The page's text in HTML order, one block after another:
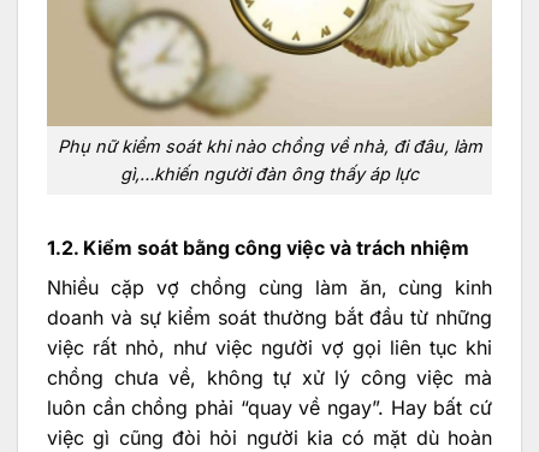
Phụ nữ kiểm soát khi nào chồng về nhà, đi đâu, làm
gì,…khiến người đàn ông thấy áp lực
1.2. Kiểm soát bằng công việc và trách nhiệm
Nhiều cặp vợ chồng cùng làm ăn, cùng kinh
doanh và sự kiểm soát thường bắt đầu từ những
việc rất nhỏ, như việc người vợ gọi liên tục khi
chồng chưa về, không tự xử lý công việc mà
luôn cần chồng phải “quay về ngay”. Hay bất cứ
việc gì cũng đòi hỏi người kia có mặt dù hoàn